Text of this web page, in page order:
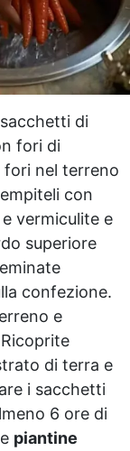
di
fori di
fori nel terreno
con
vermiculite e
superiore
confezione.
e
di terra e
i sacchetti
6 ore di
piantine